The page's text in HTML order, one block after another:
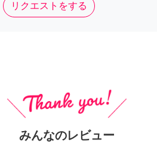
リクエストをする
みんなのレビュー